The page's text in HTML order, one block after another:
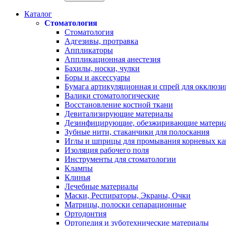
Каталог
Стоматология
Стоматология
Адгезивы, протравка
Аппликаторы
Аппликационная анестезия
Бахилы, носки, чулки
Боры и аксессуары
Бумага артикуляционная и спрей для
Валики стоматологические
Восстановление костной ткани
Девитализирующие материалы
Дезинфицирующие, обезжиривающие
Зубные нити, стаканчики для полоскания
Иглы и шприцы для промывания корневых
Изоляция рабочего поля
Инструменты для стоматологии
Клампы
Клинья
Лечебные материалы
Маски, Респираторы, Экраны, Очки
Матрицы, полоски сепарационные
Ортодонтия
Ортопедия и зуботехнические материалы